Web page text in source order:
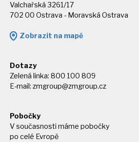
Valchařská 3261/17
702 00 Ostrava - Moravská Ostrava
Zobrazit na mapě
Dotazy
Zelená linka: 800 100 809
E-mail: zmgroup@zmgroup.cz
Pobočky
V současnosti máme pobočky
po celé Evropě